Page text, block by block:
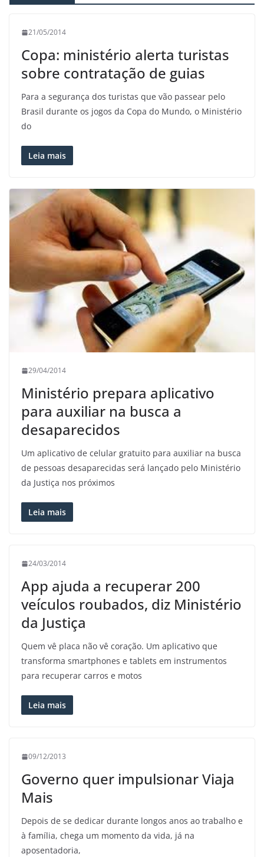
21/05/2014
Copa: ministério alerta turistas
sobre contratação de guias
Para a segurança dos turistas que vão passear pelo
Brasil durante os jogos da Copa do Mundo, o Ministério
do
Leia mais
29/04/2014
Ministério prepara aplicativo
para auxiliar na busca a
desaparecidos
Um aplicativo de celular gratuito para auxiliar na busca
de pessoas desaparecidas será lançado pelo Ministério
da Justiça nos próximos
Leia mais
24/03/2014
App ajuda a recuperar 200
veículos roubados, diz Ministério
da Justiça
Quem vê placa não vê coração. Um aplicativo que
transforma smartphones e tablets em instrumentos
para recuperar carros e motos
Leia mais
09/12/2013
Governo quer impulsionar Viaja
Mais
Depois de se dedicar durante longos anos ao trabalho e
à família, chega um momento da vida, já na
aposentadoria,